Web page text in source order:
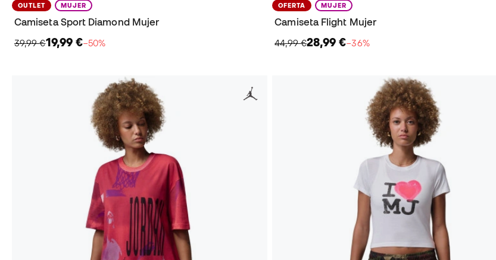
OUTLET MUJER
Camiseta Sport Diamond Mujer
39,99 €19,99 €−50%
OFERTA MUJER
Camiseta Flight Mujer
44,99 €28,99 €−36%